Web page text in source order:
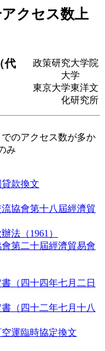
クセス数上
代
政策研究大学院
大学
東京大学東洋文
化研究所
でのアクセス数が多か
み
款換文
協會第十八屆經濟貿
法（1961）
第二十屆經濟貿易會
（四十四年七月二日
（四十二年七月十八
運臨時協定換文